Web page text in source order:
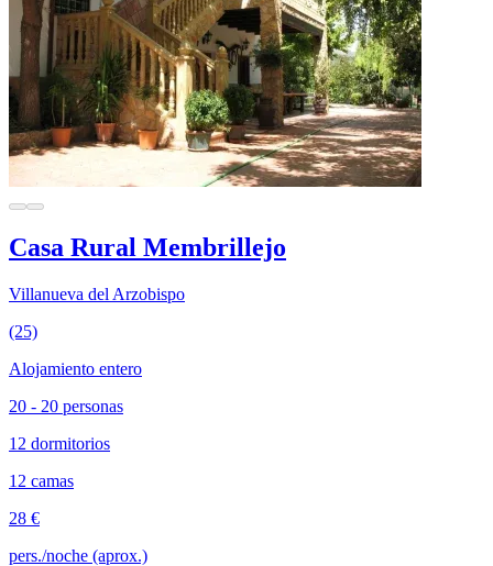
Casa Rural Membrillejo
Villanueva del Arzobispo
(25)
Alojamiento entero
20 - 20 personas
12 dormitorios
12 camas
28 €
pers./noche (aprox.)